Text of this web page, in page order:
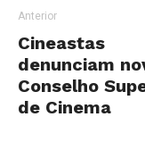
Anterior
Cineastas
denunciam
Conselho
de Cinema